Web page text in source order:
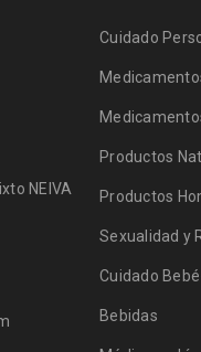
NEIVA
Cuidado
Productos
Productos
Sexualidad y
Cuidado
Bebidas